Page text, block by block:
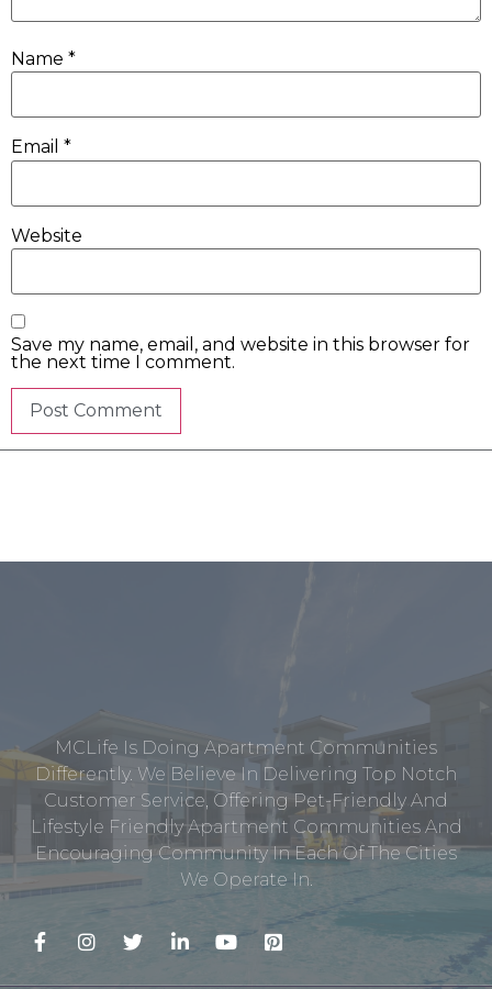
Name *
Email *
Website
Save my name, email, and website in this browser for
the next time I comment.
MCLife Is Doing Apartment Communities
Differently. We Believe In Delivering Top Notch
Customer Service, Offering Pet-Friendly And
Lifestyle Friendly Apartment Communities And
Encouraging Community In Each Of The Cities
We Operate In.